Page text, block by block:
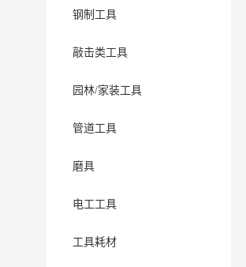
钢制工具
敲击类工具
园林/家装工具
管道工具
磨具
电工工具
工具耗材